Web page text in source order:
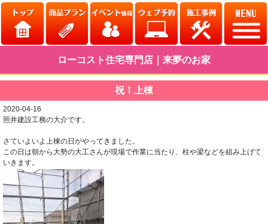
ローコスト住宅専門店｜来夢のお家
祝！上棟
2020-04-16
照井建設工務の大介です。
さていよいよ上棟の日がやってきました。
この日は朝から大勢の大工さんが現場で作業に当たり、柱や梁などを組み上げて
いきます。